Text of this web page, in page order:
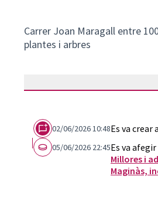
Carrer Joan Maragall entre
plantes i arbres
02/06/2026 10:48Es va crear
05/06/2026 22:45Es va
Millores i
Maginàs,